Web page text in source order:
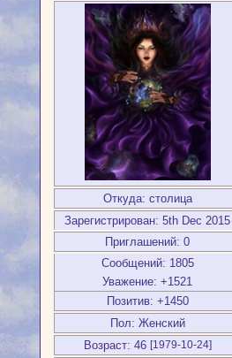
Откуда: столица
Зарегистрирован: 5th Dec 2015
Приглашений: 0
Сообщений: 1805
Уважение: +1521
Позитив: +1450
Пол: Женский
Возраст: 46 [1979-10-24]